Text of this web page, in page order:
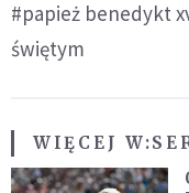
#papież benedykt
świętym
WIĘCEJ W: